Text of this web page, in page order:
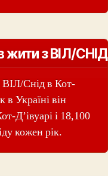
жити з ВІЛ/СНІД
ВІЛ/Снід в Кот-
в Україні він
Д’івуарі і 18,100
кожен рік.